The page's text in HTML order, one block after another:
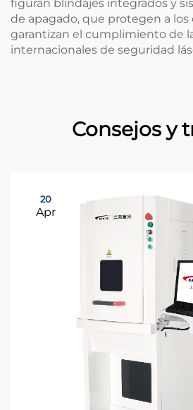
figuran blindajes integrados y
de apagado, que protegen a los
garantizan el cumplimiento de
internacionales de seguridad
Consejos y
20
Apr